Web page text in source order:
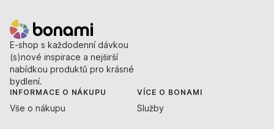
E-shop s každodenní dávkou
(s)nové inspirace a nejširší
nabídkou produktů pro krásné
bydlení.
INFORMACE O NÁKUPU
Vše o nákupu
VÍCE O BONAMI
Služby